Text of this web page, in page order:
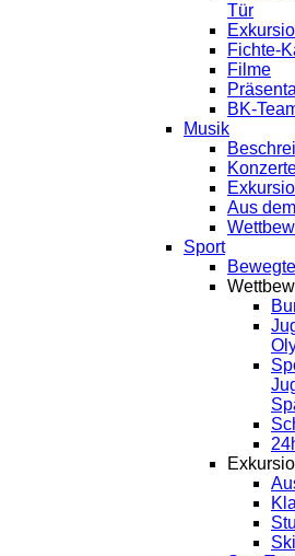
Tür
Fichte-
Filme
BK-
Musik
Aus
Sport